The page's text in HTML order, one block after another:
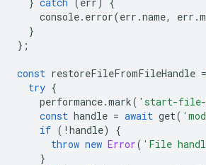
console. error(err .name, err .
}
};
const restoreFileFromFileHandle =
try {
performance.mark( 'start-file-
const handle = await get(
if ( ! handle)
{
throw new Error( 'File
}